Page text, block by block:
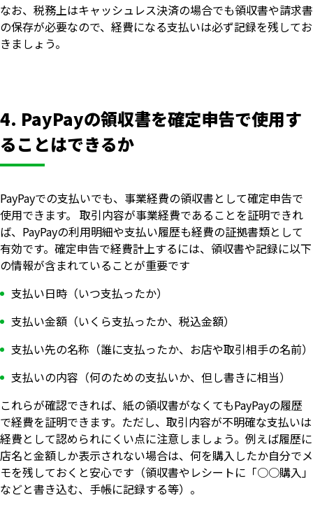
なお、税務上はキャッシュレス決済の場合でも領収書や請求書
の保存が必要なので、経費になる支払いは必ず記録を残してお
きましょう。
4. PayPayの領収書を確定申告で使用す
ることはできるか
PayPayでの支払いでも、事業経費の領収書として確定申告で
使用できます。 取引内容が事業経費であることを証明できれ
ば、PayPayの利用明細や支払い履歴も経費の証拠書類として
有効です。確定申告で経費計上するには、領収書や記録に以下
の情報が含まれていることが重要です
支払い日時（いつ支払ったか）
支払い金額（いくら支払ったか、税込金額）
支払い先の名称（誰に支払ったか、お店や取引相手の名前）
支払いの内容（何のための支払いか、但し書きに相当）
これらが確認できれば、紙の領収書がなくてもPayPayの履歴
で経費を証明できます。ただし、取引内容が不明確な支払いは
経費として認められにくい点に注意しましょう。例えば履歴に
店名と金額しか表示されない場合は、何を購入したか自分でメ
モを残しておくと安心です（領収書やレシートに「○○購入」
などと書き込む、手帳に記録する等）。